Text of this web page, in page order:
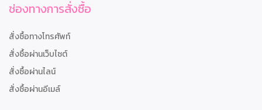
ช่องทางการสั่งซื้อ
สั่งซื้อทางโทรศัพท์
สั่งซื้อผ่านเว็บไซต์
สั่งซื้อผ่านไลน์
สั่งซื้อผ่านอีเมล์